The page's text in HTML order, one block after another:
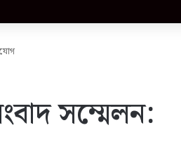
সম্মেলন: